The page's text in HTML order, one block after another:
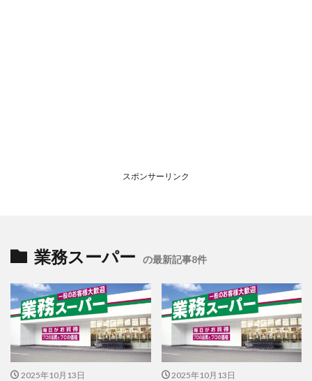
スポンサーリンク
業務スーパー の最新記事8件
2025年10月13日
2025年10月13日